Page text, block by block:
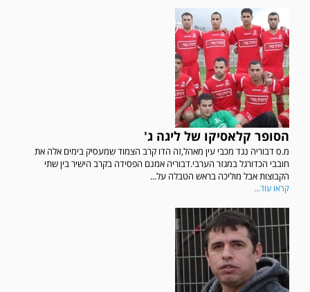
הסופר קלאסיקו של ליגה ג'
מ.ס דבוריה נגד מכבי עין מאהל,זה הדו קרב הצמוד שמעסיק בימים אלה את
חובבי הכדורגל במגזר הערבי.דבוריה אמנם הפסידה בקרב הישיר בין שתי
הקבוצות אבל מוליכה בראש הטבלה על...
קראו עוד...